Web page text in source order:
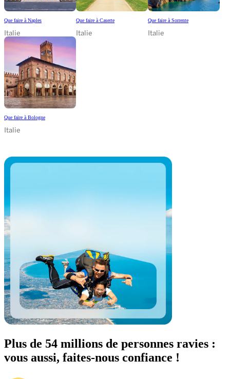
Que faire à Naples
Italie
Que faire à Caserte
Italie
Que faire à Sorrente
Italie
Que faire à Bologne
Italie
Plus de 54 millions de personnes ravies :
vous aussi, faites-nous confiance !